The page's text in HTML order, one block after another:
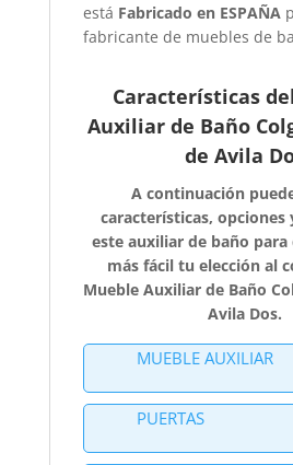
está Fabricado en ESPAÑA
fabricante de muebles de
Características
Auxiliar de Baño
de Avila
A continuación
características, opciones
este auxiliar de baño
más fácil tu elección al
Mueble Auxiliar de Baño
Avila Dos.
MUEBLE AUXILIAR
PUERTAS